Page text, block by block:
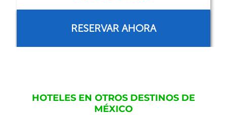
RESERVAR AHORA
HOTELES EN OTROS DESTINOS DE
MÉXICO